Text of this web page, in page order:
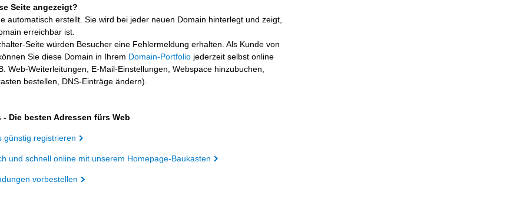
Seite angezeigt?
automatisch erstellt. Sie wird bei jeder neuen Domain hinterlegt und zeigt,
erreichbar ist.
Seite würden Besucher eine Fehlermeldung erhalten. Als Kunde von
Sie diese Domain in Ihrem Domain-Portfolio jederzeit selbst online
Web-Weiterleitungen, E-Mail-Einstellungen, Webspace hinzubuchen,
bestellen, DNS-Einträge ändern).
Die besten Adressen fürs Web
günstig registrieren
und schnell online mit unserem Homepage-Baukasten
vorbestellen